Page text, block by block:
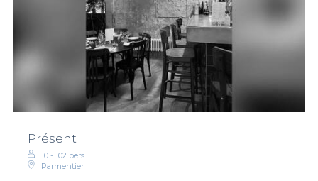
Présent
10 - 102 pers.
Parmentier